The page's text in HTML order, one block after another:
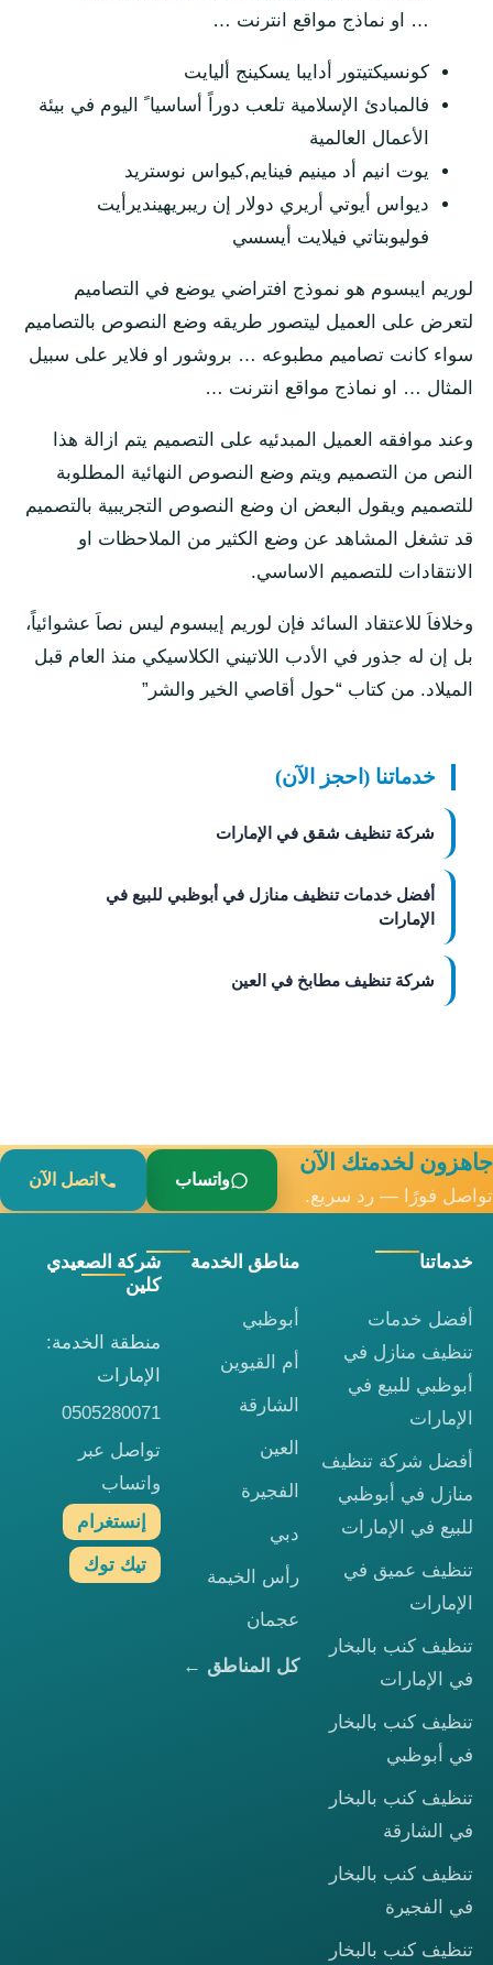
… او نماذج مواقع انترنت …
كونسيكتيتور أدايبا يسكينج أليايت
فالمبادئ الإسلامية تلعب دوراً أساسيا ً اليوم في بيئة
الأعمال العالمية
يوت انيم أد مينيم فينايم,كيواس نوستريد
ديواس أيوتي أريري دولار إن ريبريهينديرأيت
فوليوبتاتي فيلايت أيسسي
لوريم ايبسوم هو نموذج افتراضي يوضع في التصاميم
لتعرض على العميل ليتصور طريقه وضع النصوص بالتصاميم
سواء كانت تصاميم مطبوعه … بروشور او فلاير على سبيل
المثال … او نماذج مواقع انترنت …
وعند موافقه العميل المبدئيه على التصميم يتم ازالة هذا
النص من التصميم ويتم وضع النصوص النهائية المطلوبة
للتصميم ويقول البعض ان وضع النصوص التجريبية بالتصميم
قد تشغل المشاهد عن وضع الكثير من الملاحظات او
الانتقادات للتصميم الاساسي.
وخلافاَ للاعتقاد السائد فإن لوريم إيبسوم ليس نصاَ عشوائياً،
بل إن له جذور في الأدب اللاتيني الكلاسيكي منذ العام قبل
الميلاد. من كتاب “حول أقاصي الخير والشر”
خدماتنا (احجز الآن)
شركة تنظيف شقق في الإمارات
أفضل خدمات تنظيف منازل في أبوظبي للبيع في
الإمارات
شركة تنظيف مطابخ في العين
جاهزون لخدمتك الآن
تواصل فورًا — رد سريع.
واتساب اتصل الآن
خدماتنا
أفضل خدمات
تنظيف منازل في
أبوظبي للبيع في
الإمارات
أفضل شركة تنظيف
منازل في أبوظبي
للبيع في الإمارات
تنظيف عميق في
الإمارات
تنظيف كنب بالبخار
في الإمارات
تنظيف كنب بالبخار
في أبوظبي
تنظيف كنب بالبخار
في الشارقة
تنظيف كنب بالبخار
في الفجيرة
تنظيف كنب بالبخار
مناطق الخدمة
أبوظبي
أم القيوين
الشارقة
العين
الفجيرة
دبي
رأس الخيمة
عجمان
كل المناطق ←
شركة الصعيدي
كلين
منطقة الخدمة:
الإمارات
0505280071
تواصل عبر
واتساب
إنستغرام
تيك توك